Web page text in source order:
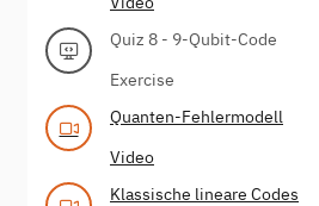
Quiz 8 - 9-Qubit-Code
Exercise
Quanten-Fehlermodell
Video
Klassische lineare Codes